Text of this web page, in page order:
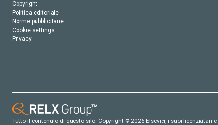
Copyright
Politica editoriale
Norme pubblicitarie
Cookie settings
Privacy
Tutto il contenuto di questo sito: Copyright © 2026 Elsevier, i suoi